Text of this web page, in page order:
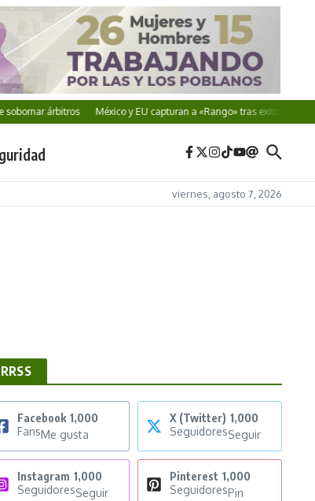
árbitros México y EU capturan a «Rango» tras exitosa
viernes, agosto 7, 2026
RRSS
Facebook 1,000
FansMe gusta
X (Twitter) 1,000
SeguidoresSeguir
Instagram 1,000
SeguidoresSeguir
Pinterest 1,000
SeguidoresPin